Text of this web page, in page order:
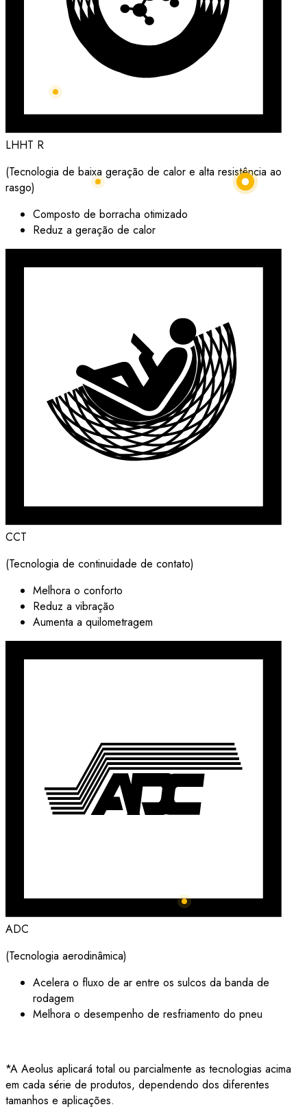
LHHT R
(Tecnologia de baixa geração de calor e alta resistência ao
rasgo)
Composto de borracha otimizado
Reduz a geração de calor
CCT
(Tecnologia de continuidade de contato)
Melhora o conforto
Reduz a vibração
Aumenta a quilometragem
ADC
(Tecnologia aerodinâmica)
Acelera o fluxo de ar entre os sulcos da banda de
rodagem
Melhora o desempenho de resfriamento do pneu
*A Aeolus aplicará total ou parcialmente as tecnologias acima
em cada série de produtos, dependendo dos diferentes
tamanhos e aplicações.